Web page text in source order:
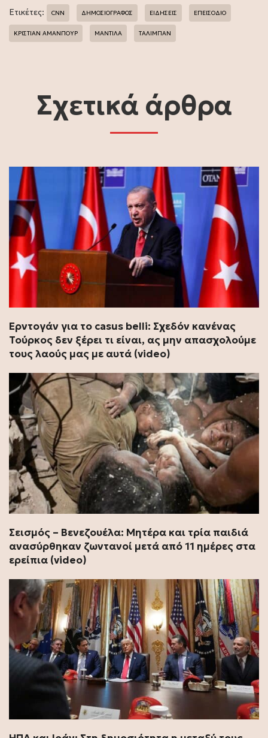
Ετικέτες: CNN ΔΗΜΟΣΙΟΓΡΑΦΟΣ ΕΙΔΗΣΕΙΣ ΕΠΕΙΣΟΔΙΟ
ΚΡΙΣΤΙΑΝ ΑΜΑΝΠΟΥΡ ΜΑΝΤΙΛΑ ΤΑΛΙΜΠΑΝ
Σχετικά άρθρα
Ερντογάν για το casus belli: Σχεδόν κανένας
Τούρκος δεν ξέρει τι είναι, ας μην απασχολούμε
τους λαούς μας με αυτά (video)
Σεισμός – Βενεζουέλα: Μητέρα και τρία παιδιά
ανασύρθηκαν ζωντανοί μετά από 11 ημέρες στα
ερείπια (video)